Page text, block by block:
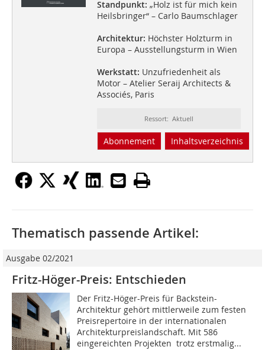
Standpunkt: „Holz ist für mich kein
Heilsbringer“ – Carlo Baumschlager
Architektur: Höchster Holzturm in
Europa – Ausstellungsturm in Wien
Werkstatt: Unzufriedenheit als
Motor – Atelier Seraij Architects &
Associés, Paris
Ressort: Aktuell
Abonnement Inhaltsverzeichnis
Thematisch passende Artikel:
Ausgabe 02/2021
Fritz-Höger-Preis: Entschieden
Der Fritz-Höger-Preis für Backstein-
Architektur gehört mittlerweile zum festen
Preisrepertoire in der internationalen
Architekturpreislandschaft. Mit 586
eingereichten Projekten  trotz erstmalig...